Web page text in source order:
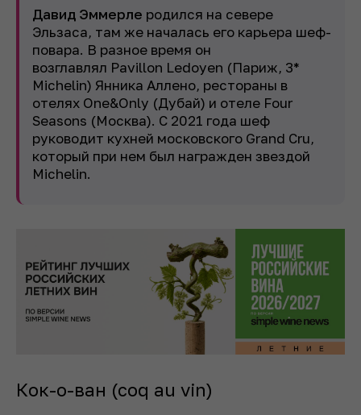
Давид Эммерле родился на севере
Эльзаса, там же началась его карьера шеф-
повара. В разное время он
возглавлял Pavillon Ledoyen (Париж, 3*
Michelin) Янника Аллено, рестораны в
отелях One&Only (Дубай) и отеле Four
Seasons (Москва). С 2021 года шеф
руководит кухней московского Grand Cru,
который при нем был награжден звездой
Michelin.
Кок-о-ван (coq au vin)